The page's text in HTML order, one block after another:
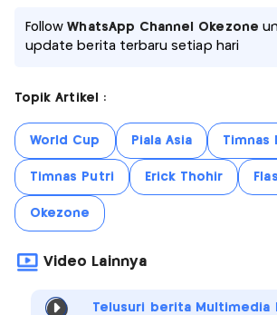
FollowWhatsApp Channel Okezone
update berita terbaru setiap hari
Topik Artikel :
World Cup Piala Asia Timnas
Timnas Putri Erick Thohir
Okezone
Video Lainnya
Telusuri berita Multimedia